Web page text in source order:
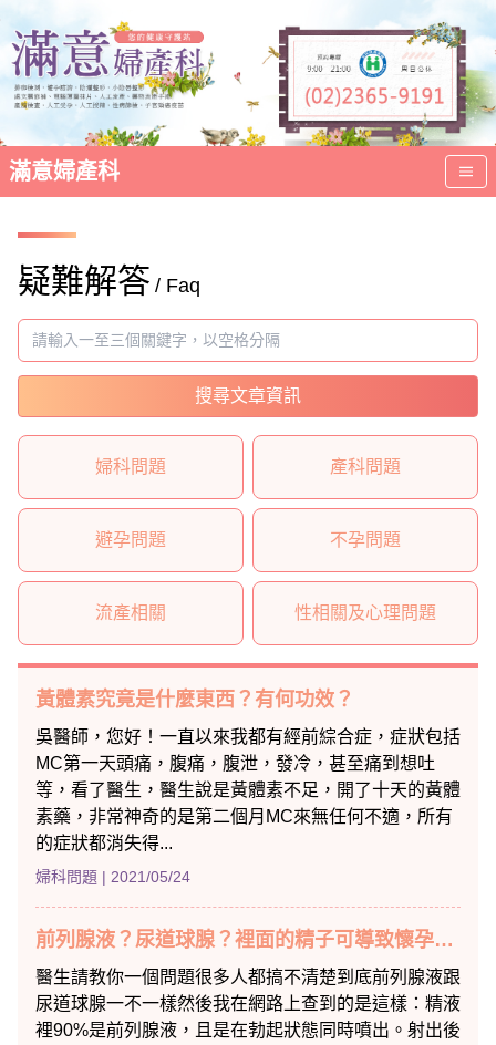
滿意婦產科
疑難解答 / Faq
搜尋文章資訊
婦科問題 產科問題
避孕問題 不孕問題
流產相關 性相關及心理問題
黃體素究竟是什麼東西？有何功效？
吳醫師，您好！一直以來我都有經前綜合症，症狀包括
MC第一天頭痛，腹痛，腹泄，發冷，甚至痛到想吐
等，看了醫生，醫生說是黃體素不足，開了十天的黃體
素藥，非常神奇的是第二個月MC來無任何不適，所有
的症狀都消失得...
婦科問題 | 2021/05/24
前列腺液？尿道球腺？裡面的精子可導致懷孕嗎??
醫生請教你一個問題很多人都搞不清楚到底前列腺液跟
尿道球腺一不一樣然後我在網路上查到的是這樣：精液
裡90%是前列腺液，且是在勃起狀態同時噴出。射出後